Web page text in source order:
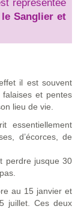
représentée
Sanglier et
il est souvent
et pentes
lieu de vie.
essentiellement
d’écorces, de
perdre jusque 30
au 15 janvier et
juillet. Ces deux